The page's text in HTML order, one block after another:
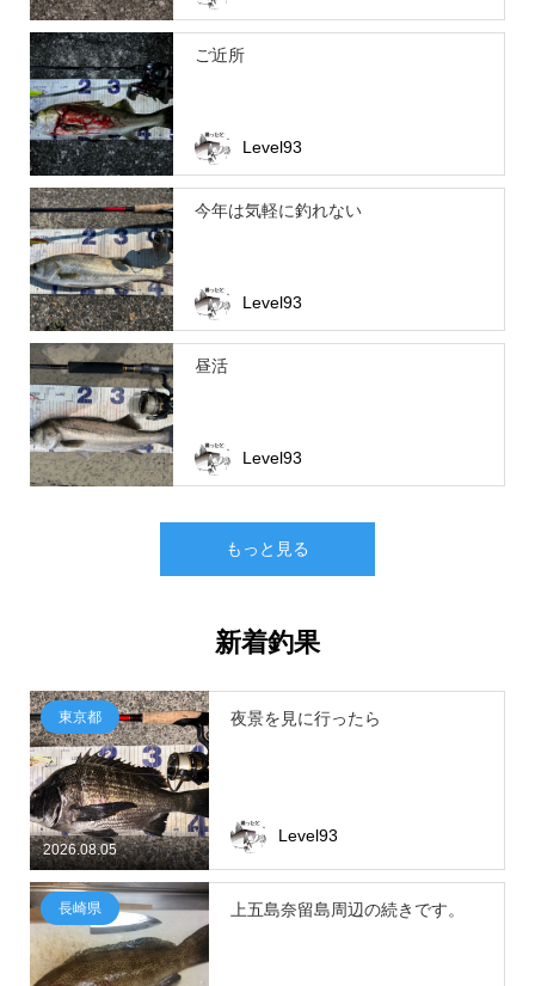
ご近所
Level93
今年は気軽に釣れない
Level93
昼活
Level93
もっと見る
新着釣果
2026.08.05
東京都 夜景を見に行ったら
Level93
長崎県 上五島奈留島周辺の続きです。